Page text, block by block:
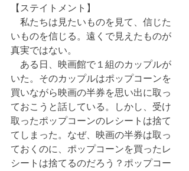
【ステイトメント】
私たちは見たいものを見て、信じた
いものを信じる。遠くで見えたものが
真実ではない。
ある日、映画館で１組のカップルが
いた。そのカップルはポップコーンを
買いながら映画の半券を思い出に取っ
ておこうと話している。しかし、受け
取ったポップコーンのレシートは捨て
てしまった。なぜ、映画の半券は取っ
ておくのに、ポップコーンを買ったレ
シートは捨てるのだろう？ポップコー